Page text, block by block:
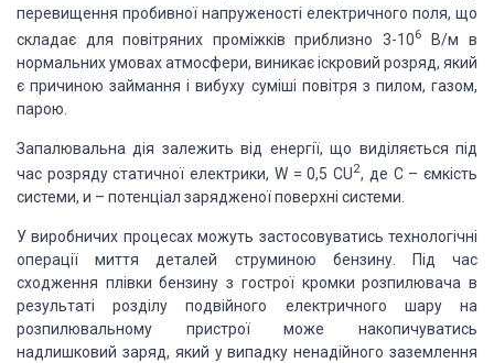
перевищення пробивної напруженості електричного поля, що
складає для повітряних проміжків приблизно 3-106
В/м в
нормальних умовах атмосфери, виникає іскровий розряд, який
є причиною займання і вибуху суміші повітря з пилом, газом,
парою.
Запалювальна дія залежить від енергії, що виділяється під
час розряду статичної електрики, W = 0,5 СU2, де С – ємкість
системи, и – потенціал зарядженої поверхні системи.
У виробничих процесах можуть застосовуватись технологічні
операції миття деталей струминою бензину. Під час
сходження плівки бензину з гострої кромки розпилювача в
результаті розділу подвійного електричного шару на
розпилювальному пристрої може накопичуватись
надлишковий заряд, який у випадку ненадійного заземлення